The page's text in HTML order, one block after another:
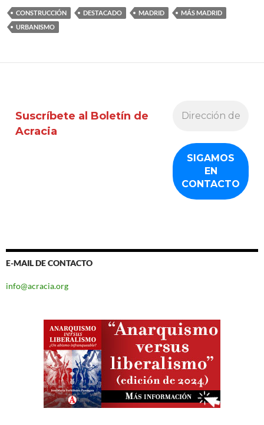
CONSTRUCCIÓN DESTACADO MADRID
MÁS MADRID
URBANISMO
Suscríbete al Boletín de
Acracia
E-MAIL DE CONTACTO
info@acracia.org